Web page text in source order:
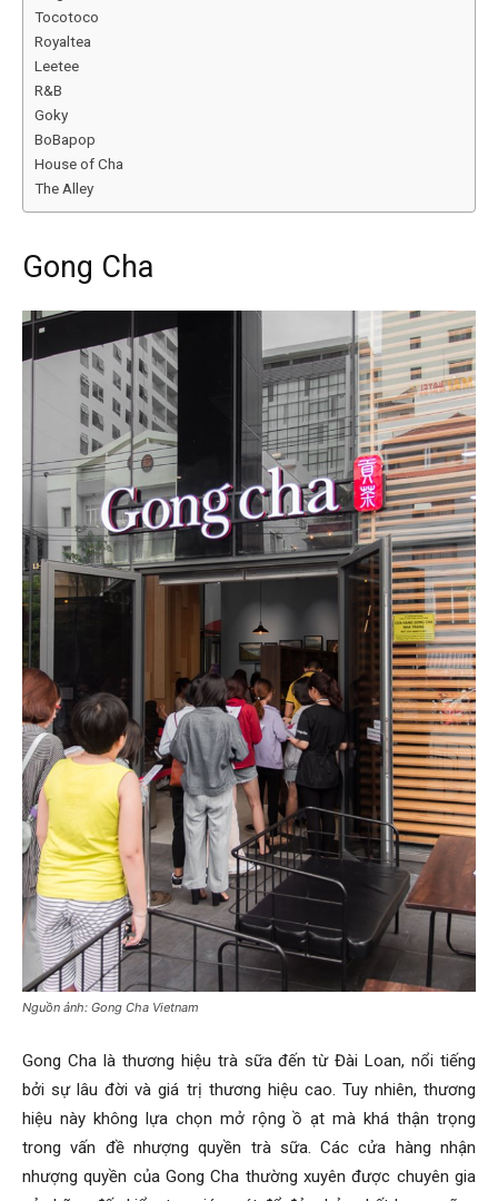
Tocotoco
Royaltea
Leetee
R&B
Goky
BoBapop
House of Cha
The Alley
Gong Cha
Nguồn ảnh: Gong Cha Vietnam
Gong Cha là thương hiệu trà sữa đến từ Đài Loan, nổi tiếng
bởi sự lâu đời và giá trị thương hiệu cao. Tuy nhiên, thương
hiệu này không lựa chọn mở rộng ồ ạt mà khá thận trọng
trong vấn đề nhượng quyền trà sữa. Các cửa hàng nhận
nhượng quyền của Gong Cha thường xuyên được chuyên gia